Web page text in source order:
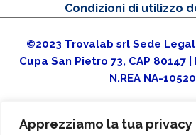
Apprezziamo la tua privacy
Condizioni di utilizzo
©2023 Trovalab srl Sede
Cupa San Pietro 73, CAP 80147 |
N.REA NA-